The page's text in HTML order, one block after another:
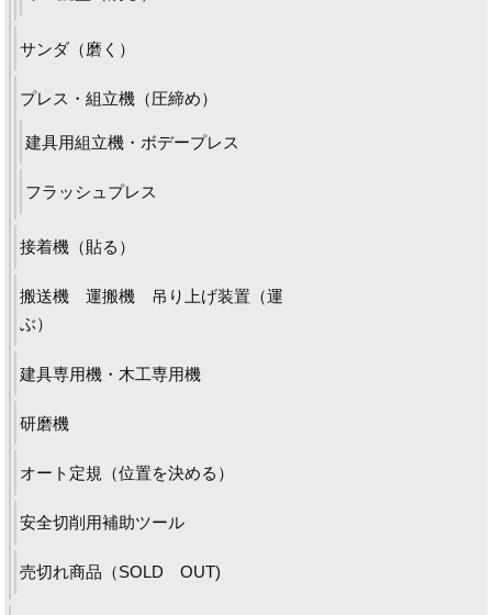
サンダ（磨く）
プレス・組立機（圧締め）
建具用組立機・ボデープレス
フラッシュプレス
接着機（貼る）
搬送機 運搬機 吊り上げ装置（運
ぶ）
建具専用機・木工専用機
研磨機
オート定規（位置を決める）
安全切削用補助ツール
売切れ商品（SOLD OUT)